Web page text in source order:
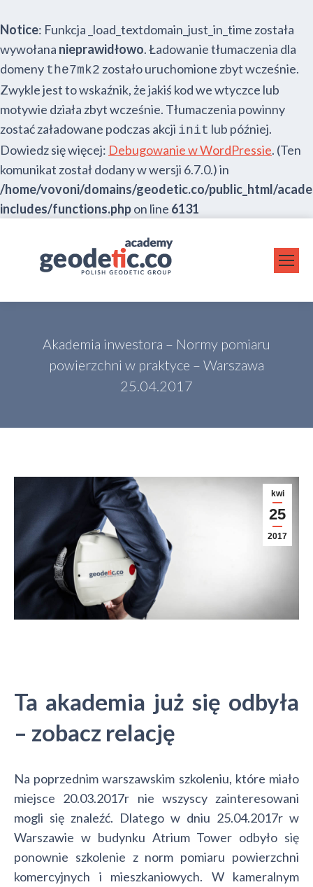
Notice: Funkcja _load_textdomain_just_in_time została
wywołana nieprawidłowo. Ładowanie tłumaczenia dla
domeny the7mk2 zostało uruchomione zbyt wcześnie.
Zwykle jest to wskaźnik, że jakiś kod we wtyczce lub
motywie działa zbyt wcześnie. Tłumaczenia powinny
zostać załadowane podczas akcji init lub później.
Dowiedz się więcej: Debugowanie w WordPressie. (Ten
komunikat został dodany w wersji 6.7.0.) in
/home/vovoni/domains/geodetic.co/public_html/
includes/functions.phpon line 6131
Akademia inwestora – Normy pomiaru
powierzchni w praktyce – Warszawa
25.04.2017
kwi
25
2017
Ta akademia już się odbyła
– zobacz relację
Na poprzednim warszawskim szkoleniu, które miało
miejsce 20.03.2017r nie wszyscy zainteresowani
mogli się znaleźć. Dlatego w dniu 25.04.2017r w
Warszawie w budynku Atrium Tower odbyło się
ponownie szkolenie z norm pomiaru powierzchni
komercyjnych i mieszkaniowych. W kameralnym